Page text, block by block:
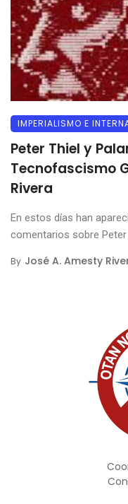
IMPERIALISMO E
Peter Thiel y
Tecnofascismo
Rivera
En estos días han
comentarios sobre Peter
By José A. Amesty